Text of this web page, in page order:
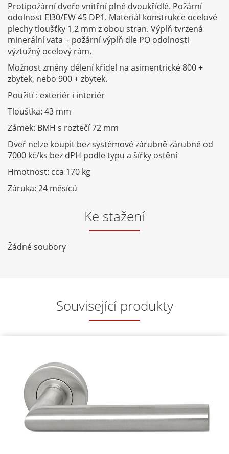
Protipožární dveře vnitřní plné dvoukřídlé. Požární
odolnost EI30/EW 45 DP1. Materiál konstrukce ocelové
plechy tloušťky 1,2 mm z obou stran. Výplň tvrzená
minerální vata + požární výplň dle PO odolnosti
výztužný ocelový rám.
Možnost změny dělení křídel na asimentrické 800 +
zbytek, nebo 900 + zbytek.
Použití : exteriér i interiér
Tloušťka: 43 mm
Zámek: BMH s roztečí 72 mm
Dveř nelze koupit bez systémové zárubně zárubně od
7000 kč/ks bez dPH podle typu a šířky ostění
Hmotnost: cca 170 kg
Záruka: 24 měsíců
Ke stažení
Žádné soubory
Související produkty